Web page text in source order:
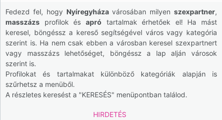
HIRDETÉS
Fedezd fel, hogy Nyíregyházavárosában milyen szexpartner,
masszázs profilok és apró tartalmak érhetőek el! Ha mást
keresel, böngéssz a kereső segítségével város vagy kategória
szerint is. Ha nem csak ebben a városban keresel szexpartnert
vagy masszázs lehetőséget, böngéssz a lap alján városok
szerint is.
Profilokat és tartalmakat különböző kategóriák alapján is
szűrhetsz a menüből.
A részletes keresést a "KERESÉS" menüpontban találod.